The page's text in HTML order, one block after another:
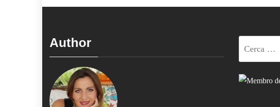
Author